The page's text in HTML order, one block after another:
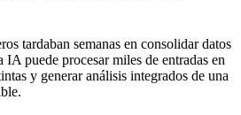
tardaban semanas en consolidar datos
IA puede procesar miles de entradas en
y generar análisis integrados de una